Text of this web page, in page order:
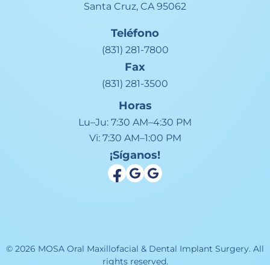
Santa Cruz, CA 95062
Teléfono
(831) 281-7800
Fax
(831) 281-3500
Horas
Lu–Ju: 7:30 AM–4:30 PM
Vi: 7:30 AM–1:00 PM
¡Síganos!
© 2026 MOSA Oral Maxillofacial & Dental Implant Surgery. All
rights reserved.